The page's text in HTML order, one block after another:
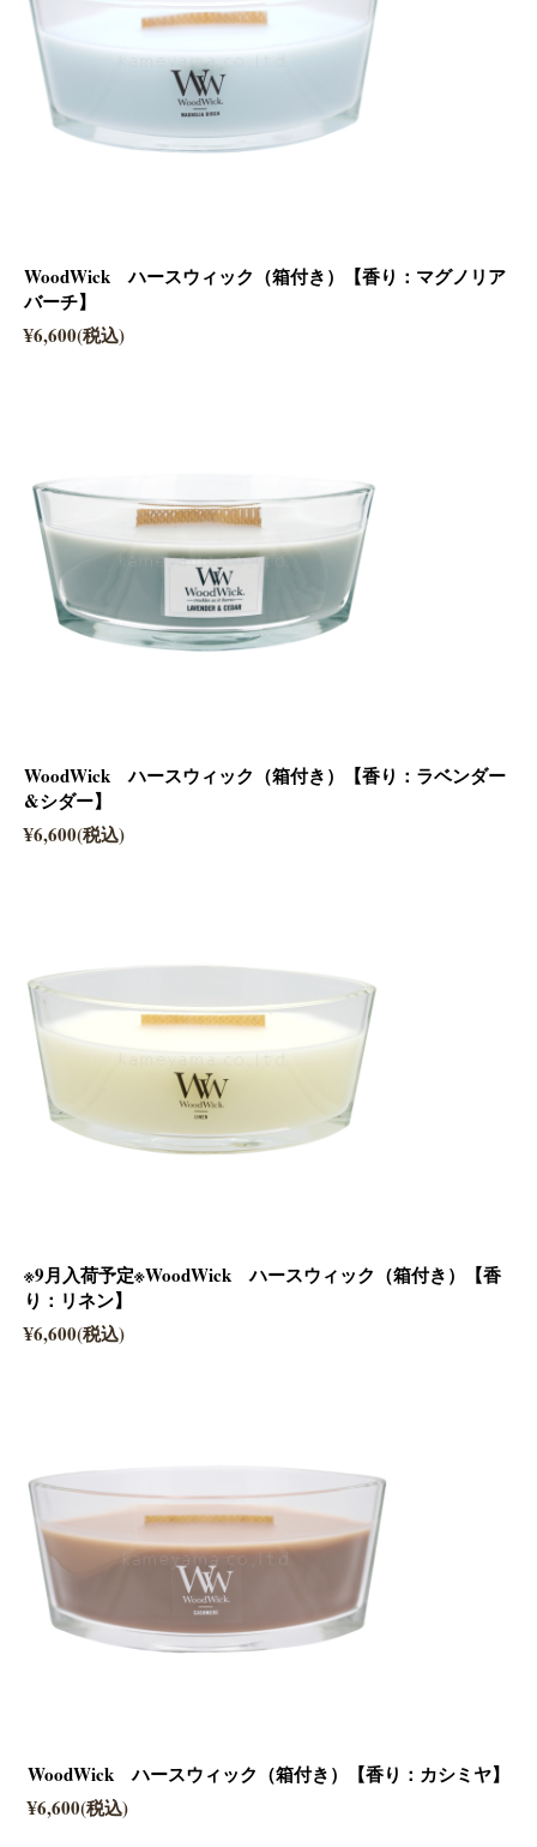
WoodWick ハースウィック（箱付き）【香り：マグノリア
バーチ】
¥6,600(税込)
WoodWick ハースウィック（箱付き）【香り：ラベンダー
&シダー】
¥6,600(税込)
※9月入荷予定※WoodWick ハースウィック（箱付き）【香
り：リネン】
¥6,600(税込)
WoodWick ハースウィック（箱付き）【香り：カシミヤ】
¥6,600(税込)